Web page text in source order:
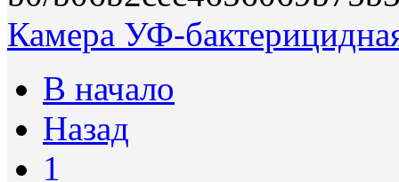
Камера УФ-
В начало
Назад
1